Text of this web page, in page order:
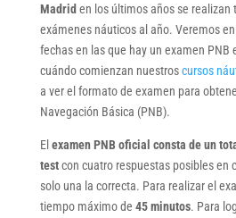
Madrid en los últimos años se realizan
exámenes náuticos al año. Veremos
fechas en las que hay un examen PNB
cuándo comienzan nuestroscursos
a ver el formato de examen para
Navegación Básica (PNB).
El examen PNB oficial consta de un
testcon cuatro respuestas posibles en
solo una la correcta. Para realizar el
tiempo máximo de 45 minutos. Para